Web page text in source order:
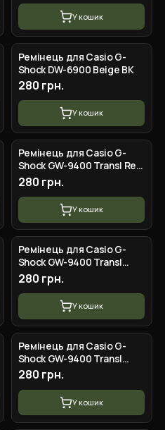
У кошик
Ремінець для Casio G-
Shock DW-6900 Beige BK
280 грн.
У кошик
Ремінець для Casio G-
Shock GW-9400 Transl Red
SI
280 грн.
У кошик
Ремінець для Casio G-
Shock GW-9400 Transl
Light-Blue SI
280 грн.
У кошик
Ремінець для Casio G-
Shock GW-9400 Transl
Yellow SI
280 грн.
У кошик